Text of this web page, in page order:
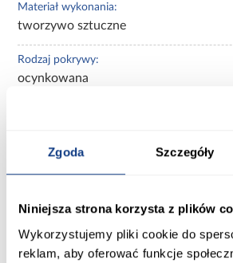
Zgoda Szczegóły
Niniejsza strona korzysta z plików
Wykorzystujemy pliki cookie do
reklam, aby oferować funkcje
Materiał wykonania:
tworzywo sztuczne
Rodzaj pokrywy:
ocynkowana
Inni Klienci
PORÓWNAJ PORÓWNAJ